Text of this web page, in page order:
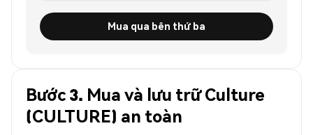
Mua qua bên thứ ba
Bước 3. Mua và lưu trữ Culture
(CULTURE) an toàn